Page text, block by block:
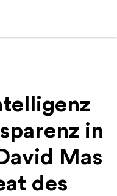
in
Mas
des